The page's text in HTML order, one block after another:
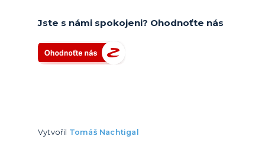
Jste s námi spokojeni? Ohodnoťte nás
Vytvořil Tomáš Nachtigal